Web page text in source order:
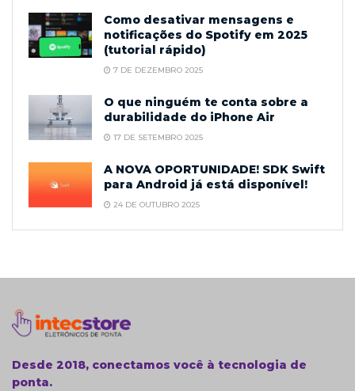
Como desativar mensagens e
notificações do Spotify em 2025
(tutorial rápido)
7 DE DEZEMBRO 2025
O que ninguém te conta sobre a
durabilidade do iPhone Air
17 DE SETEMBRO 2025
A NOVA OPORTUNIDADE! SDK Swift
para Android já está disponível!
24 DE OUTUBRO 2025
Desde 2018, conectamos você à tecnologia de
ponta.